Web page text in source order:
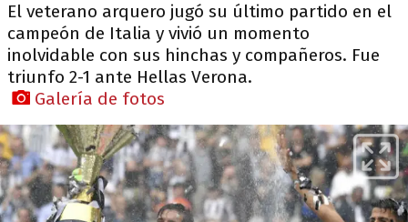
El veterano arquero jugó su último partido en el
campeón de Italia y vivió un momento
inolvidable con sus hinchas y compañeros. Fue
triunfo 2-1 ante Hellas Verona.
Galería de fotos